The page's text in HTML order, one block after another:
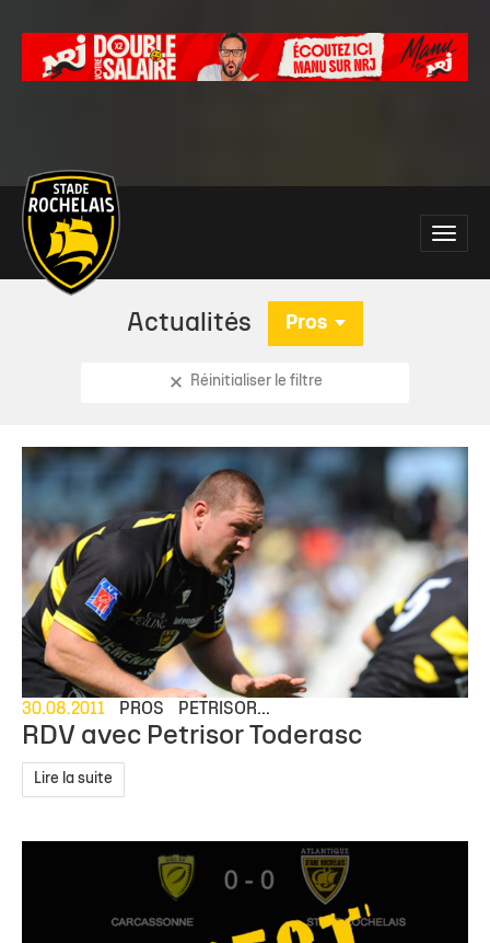
Main
site
navigation
Toggle
Actualités Pros
Réinitialiser le filtre
30.08.2011 PROS PETRISOR...
RDV avec Petrisor Toderasc
Lire la suite